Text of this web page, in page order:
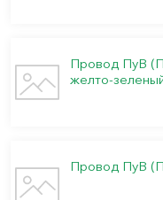
Провод ПуВ
желто-
Провод ПуВ